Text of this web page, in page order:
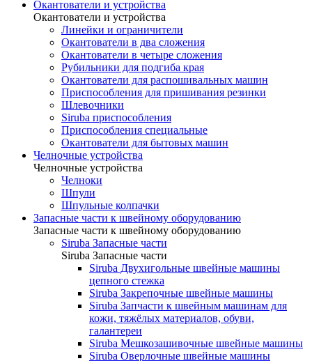
Окантователи и устройства
Окантователи и устройства
Линейки и ограничители
Окантователи в два сложения
Окантователи в четыре сложения
Рубильники для подгиба края
Окантователи для распошивальных машин
Приспособления для пришивания резинки
Шлевочники
Siruba приспособления
Приспособления специальные
Окантователи для бытовых машин
Челночные устройства
Челночные устройства
Челноки
Шпули
Шпульные колпачки
Запасные части к швейному оборудованию
Запасные части к швейному оборудованию
Siruba Запасные части
Siruba Запасные части
Siruba Двухигольные швейные машины
цепного стежка
Siruba Закрепочные швейные машины
Siruba Запчасти к швейным машинам для
кожи, тяжёлых материалов, обуви,
галантереи
Siruba Мешкозашивочные швейные машины
Siruba Оверлочные швейные машины